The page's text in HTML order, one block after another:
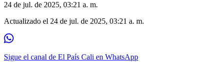
24 de jul. de 2025, 03:21 a. m.
Actualizado el 24 de jul. de 2025, 03:21 a. m.
Sigue el canal de El País Cali en WhatsApp